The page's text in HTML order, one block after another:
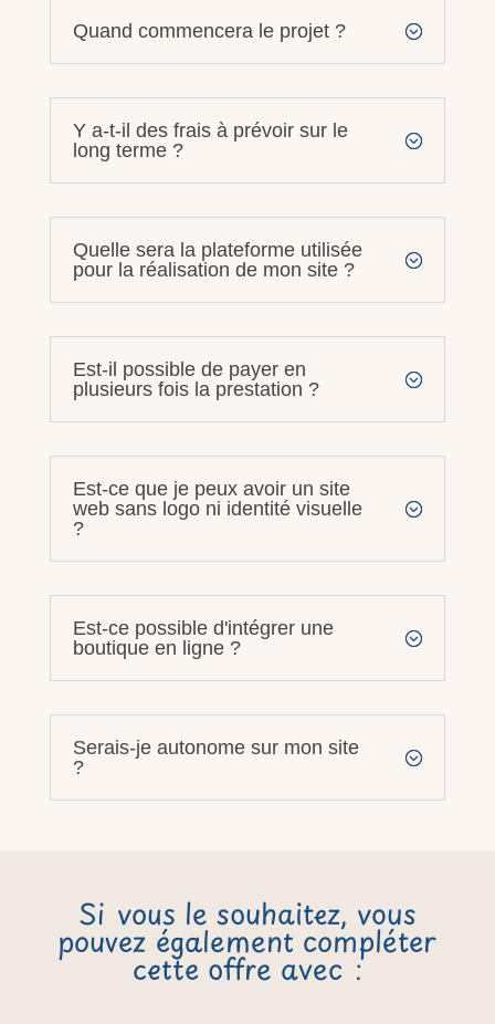
Quand commencera le projet ?
Y a-t-il des frais à prévoir sur le
long terme ?
Quelle sera la plateforme utilisée
pour la réalisation de mon site ?
Est-il possible de payer en
plusieurs fois la prestation ?
Est-ce que je peux avoir un site
web sans logo ni identité visuelle
?
Est-ce possible d'intégrer une
boutique en ligne ?
Serais-je autonome sur mon site
?
Si vous le souhaitez, vous
pouvez également compléter
cette offre avec :